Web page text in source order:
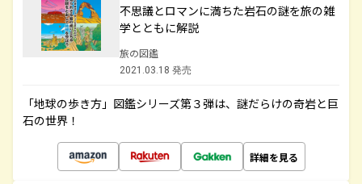
不思議とロマンに満ちた岩石の謎を旅の雑
学とともに解説
旅の図鑑
2021.03.18 発売
「地球の歩き方」図鑑シリーズ第３弾は、謎だらけの奇岩と巨
石の世界！
詳細を見る